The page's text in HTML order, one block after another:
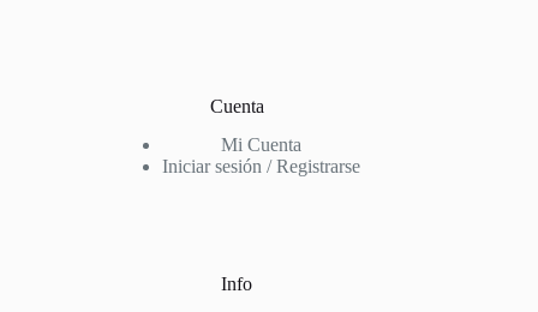
Cuenta
Mi Cuenta
Iniciar sesión / Registrarse
Info